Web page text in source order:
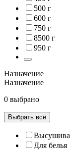
500 г
600 г
750 г
8500 г
950 г
Назначение
Назначение
0 выбрано
Выбрать всё
Для белья